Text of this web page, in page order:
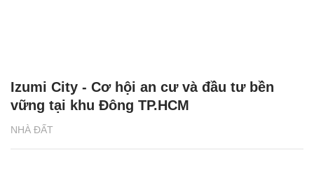
NHÀ ĐẤT
Izumi City - Cơ hội an cư và đầu tư bền
vững tại khu Đông TP.HCM